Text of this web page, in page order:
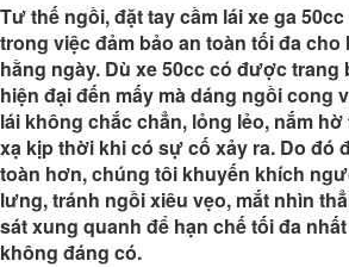
Tư thế ngồi, đặt tay cầm lái xe ga
trong việc đảm bảo an toàn tối đa
hằng ngày. Dù xe 50cc có được
hiện đại đến mấy mà dáng ngồi cong
lái không chắc chẳn, lỏng lẻo, nắm
xạ kịp thời khi có sự cố xảy ra. Do đó
toàn hơn, chúng tôi khuyến khích
lưng, tránh ngồi xiêu vẹo, mắt nhìn
sát xung quanh để hạn chế tối đa
không đáng có.